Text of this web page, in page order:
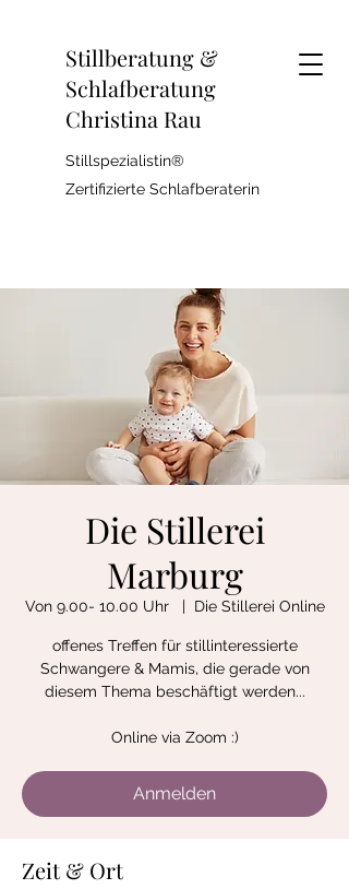
Stillberatung &
Schlafberatung
Christina Rau
Stillspezialistin®
Zertifizierte Schlafberaterin
Die Stillerei
Marburg
Von 9.00- 10.00 Uhr
  |
Die Stillerei Online
offenes Treffen für stillinteressierte
Schwangere & Mamis, die gerade von
diesem Thema beschäftigt werden...
Anmelden
Zeit & Ort